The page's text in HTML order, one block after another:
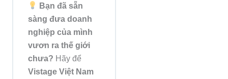
Bạn đã sẵn
sàng đưa doanh
nghiệp của mình
vươn ra thế giới
chưa? Hãy để
Vistage Việt Nam